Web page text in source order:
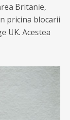
Britanie,
pricina blocarii
UK. Acestea